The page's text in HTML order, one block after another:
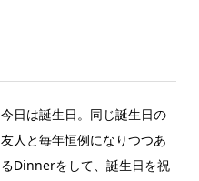
今日は誕生日。同じ誕生日の
友人と毎年恒例になりつつあ
るDinnerをして、誕生日を祝